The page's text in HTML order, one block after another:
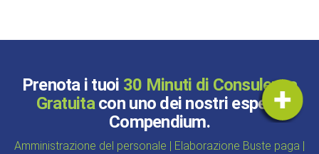
Prenota i tuoi 30 Minuti di Consulenza
Gratuitacon uno dei nostri esperti
Compendium.
Amministrazione del personale | Elaborazione Buste paga |